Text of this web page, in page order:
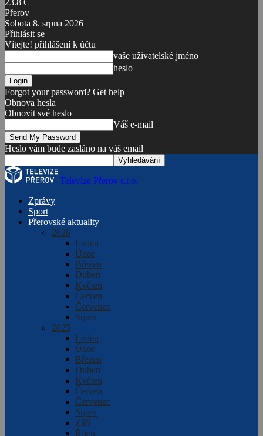
23.8 C
Přerov
Sobota 8. srpna 2026
Přihlásit se
Vítejte! přihlášení k účtu
vaše uživatelské jméno
heslo
Forgot your password? Get help
Obnova hesla
Obnovit své heslo
Váš e-mail
Heslo vám bude zasláno na váš email
Televize Přerov s.r.o.
Zprávy
Sport
Přerovské aktuality
2026
Leden
Únor
Březen
Duben
Květen
Červen
Červenec
Srpen
2025
Leden
Únor
Březen
Duben
Květen
Červen
Červenec
Srpen
Září
Říjen